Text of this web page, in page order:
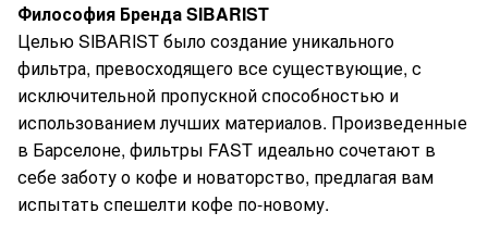
Философия Бренда SIBARIST
Целью SIBARIST было создание уникального
фильтра, превосходящего все существующие, с
исключительной пропускной способностью и
использованием лучших материалов. Произведенные
в Барселоне, фильтры FAST идеально сочетают в
себе заботу о кофе и новаторство, предлагая вам
испытать спешелти кофе по-новому.